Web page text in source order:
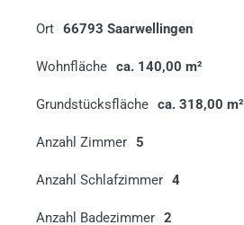
Ort 66793 Saarwellingen
Wohnfläche ca. 140,00 m²
Grundstücksfläche ca. 318,00 m²
Anzahl Zimmer 5
Anzahl Schlafzimmer 4
Anzahl Badezimmer 2